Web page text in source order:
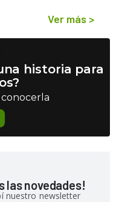
Ver más >
historia para
las novedades!
nuestro newsletter